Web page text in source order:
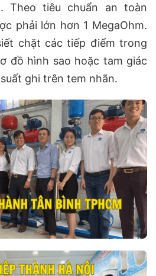
Theo tiêu chuẩn an toàn
phải lớn hơn 1 MegaOhm.
chặt các tiếp điểm trong
đồ hình sao hoặc tam giác
ghi trên tem nhãn.